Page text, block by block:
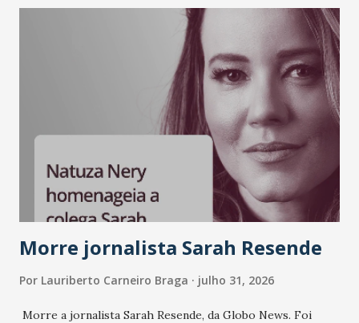
Morre jornalista Sarah Resende
Por Lauriberto Carneiro Braga julho 31, 2026
Morre a jornalista Sarah Resende, da Globo News. Foi